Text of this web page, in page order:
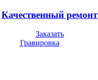
Качественный ремонт
Заказать
Гравировка